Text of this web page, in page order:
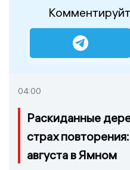
04:00
Раскиданные
страх
августа в Ямном